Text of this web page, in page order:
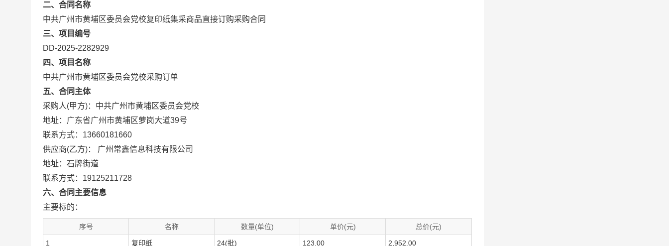
二、合同名称
中共广州市黄埔区委员会党校复印纸集采商品直接订购采购合同
三、项目编号
DD-2025-2282929
四、项目名称
中共广州市黄埔区委员会党校采购订单
五、合同主体
采购人(甲方)：中共广州市黄埔区委员会党校
地址：广东省广州市黄埔区萝岗大道39号
联系方式：13660181660
供应商(乙方)： 广州常鑫信息科技有限公司
地址：石牌街道
联系方式：19125211728
六、合同主要信息
主要标的：
序号 名称 数量(单位) 单价(元) 总价(元)
1 复印纸 24(批) 123.00 2,952.00